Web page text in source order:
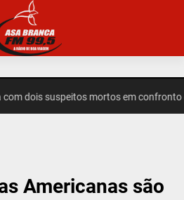
dois suspeitos mortos em confronto
Americanas são